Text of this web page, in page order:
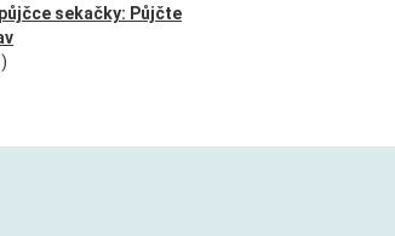
sekačky: Půjčte